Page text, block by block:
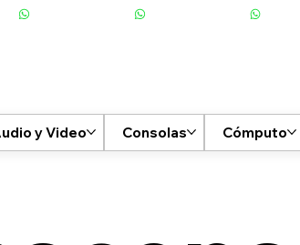
y Video Consolas Cómputo